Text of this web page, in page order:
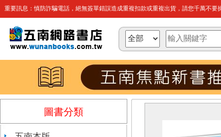
重要訊息：慎防詐騙電話，絕無簽單錯誤造成重複扣款或重複出貨，請您千萬不要
圖書分類